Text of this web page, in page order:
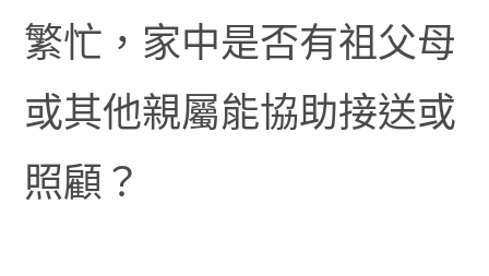
繁忙，家中是否有祖父母
或其他親屬能協助接送或
照顧？